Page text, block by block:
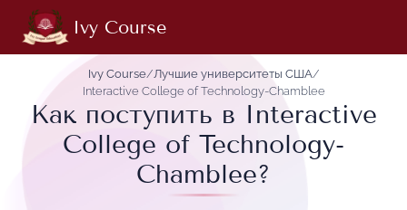
Ivy Course
Ivy Course/Лучшие университеты США/
Interactive College of Technology-Chamblee
Как поступить в Interactive
College of Technology-
Chamblee?